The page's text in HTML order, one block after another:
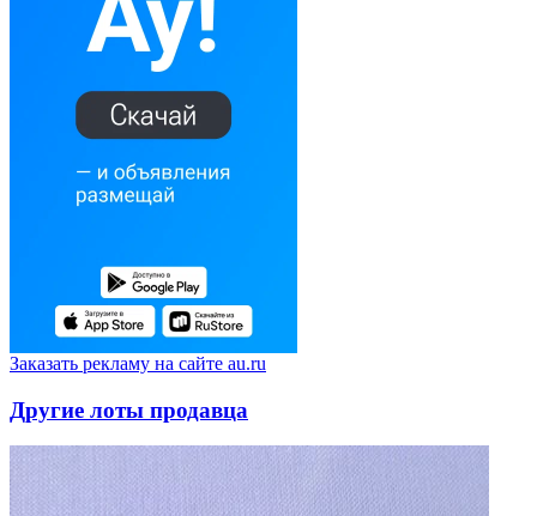
Заказать рекламу на сайте au.ru
Другие лоты продавца